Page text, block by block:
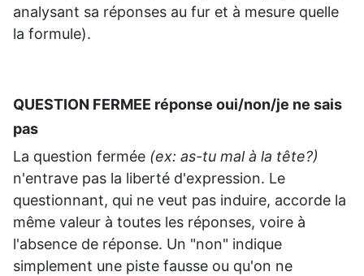
analysant sa réponses au fur et à mesure quelle
la formule).
QUESTION FERMEE réponse oui/non/je ne sais
pas
La question fermée (ex: as-tu mal à la tête?)
n'entrave pas la liberté d'expression. Le
questionnant, qui ne veut pas induire, accorde la
même valeur à toutes les réponses, voire à
l'absence de réponse. Un "non" indique
simplement une piste fausse ou qu'on ne